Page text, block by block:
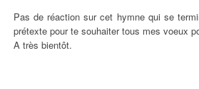
Pas de réaction sur cet hymne qui se
prétexte pour te souhaiter tous mes voeux
A très bientôt.